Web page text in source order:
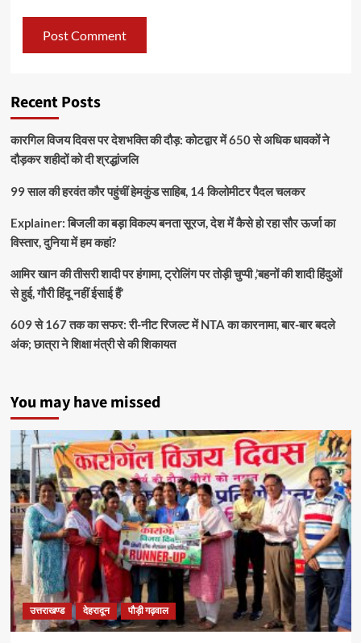
Recent Posts
कारगिल विजय दिवस पर देशभक्ति की दौड़: कोटद्वार में 650 से अधिक धावकों ने
दौड़कर शहीदों को दी श्रद्धांजलि
99 साल की हरवंत कौर पहुंचीं हेमकुंड साहिब, 14 किलोमीटर पैदल चलकर
Explainer: बिजली का बड़ा विकल्प बनता सूरज, देश में कैसे हो रहा सौर ऊर्जा का
विस्तार, दुनिया में हम कहां?
आमिर खान की तीसरी शादी पर हंगामा, ट्रोलिंग पर तोड़ी चुप्पी ,’बहनों की शादी हिंदुओं
से हुई, गौरी हिंदू नहीं ईसाई हैं’
609 से 167 तक का सफर: री-नीट रिजल्ट में NTA का कारनामा, बार-बार बदले
अंक; छात्रा ने शिक्षा मंत्री से की शिकायत
You may have missed
उत्तराखण्ड देहरादून पौड़ी गढ़वाल